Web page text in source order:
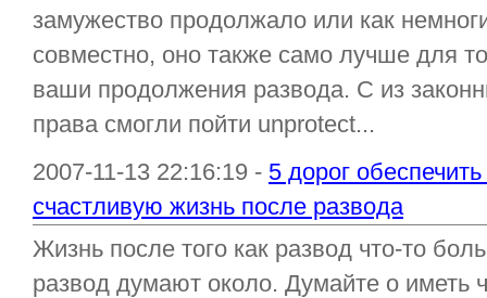
замужество продолжало или как
совместно, оно также само лучше для
ваши продолжения развода. С из
права смогли пойти unprotect...
2007-11-13 22:16:19 - 5 дорог
счастливую жизнь после развода
Жизнь после того как развод что-то
развод думают около. Думайте о иметь